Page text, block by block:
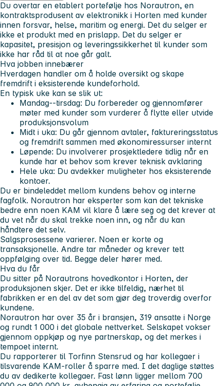
Du overtar en etablert portefølje hos Norautron, en
kontraktsprodusent av elektronikk i Horten med kunder
innen forsvar, helse, maritim og energi. Det du selger er
ikke et produkt med en prislapp. Det du selger er
kapasitet, presisjon og leveringssikkerhet til kunder som
ikke har råd til at noe går galt.
Hva jobben innebærer
Hverdagen handler om å holde oversikt og skape
fremdrift i eksisterende kundeforhold.
En typisk uke kan se slik ut:
Mandag--tirsdag: Du forbereder og gjennomfører
møter med kunder som vurderer å flytte eller utvide
produksjonsvolum
Midt i uka: Du går gjennom avtaler, faktureringsstatus
og fremdrift sammen med økonomiressurser internt
Løpende: Du involverer prosjektledere tidlig når en
kunde har et behov som krever teknisk avklaring
Hele uka: Du avdekker muligheter hos eksisterende
kontoer.
Du er bindeleddet mellom kundens behov og interne
fagfolk. Norautron har eksperter som kan det tekniske
bedre enn noen KAM vil klare å lære seg og det krever at
du vet når du skal trekke noen inn, og når du kan
håndtere det selv.
Salgsprosessene varierer. Noen er korte og
transaksjonelle. Andre tar måneder og krever tett
oppfølging over tid. Begge deler hører med.
Hva du får
Du sitter på Norautrons hovedkontor i Horten, der
produksjonen skjer. Det er ikke tilfeldig, nærhet til
fabrikken er en del av det som gjør deg troverdig overfor
kundene.
Norautron har over 35 år i bransjen, 319 ansatte i Norge
og rundt 1 000 i det globale nettverket. Selskapet vokser
gjennom oppkjøp og nye partnerskap, og det merkes i
tempoet internt.
Du rapporterer til Torfinn Stensrud og har kollegaer i
tilsvarende KAM-roller å sparre med. I det daglige støttes
du av dedikerte kollegaer. Fast lønn ligger mellom 700